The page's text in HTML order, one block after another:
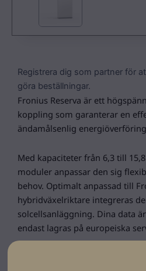
Registrera dig som partner för
göra beställningar.
Fronius Reserva är ett
koppling som garanterar en
ändamålsenlig
Med kapaciteter från 6,3 till
moduler anpassar den sig
behov. Optimalt anpassad till
hybridväxelriktare integreras
solcellsanläggning. Dina data
endast lagras på europeiska
Fronius beprövade Service &